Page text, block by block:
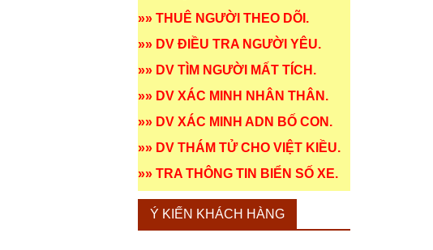
»» THUÊ NGƯỜI THEO DÕI .
»» DV ĐIỀU TRA NGƯỜI YÊU.
»» DV TÌM NGƯỜI MẤT TÍCH .
»» DV XÁC MINH NHÂN THÂN .
»» DV XÁC MINH ADN BỐ CON .
»» DV THÁM TỬ CHO VIỆT KIỀU.
»» TRA THÔNG TIN BIỂN SỐ XE.
Ý KIẾN KHÁCH HÀNG